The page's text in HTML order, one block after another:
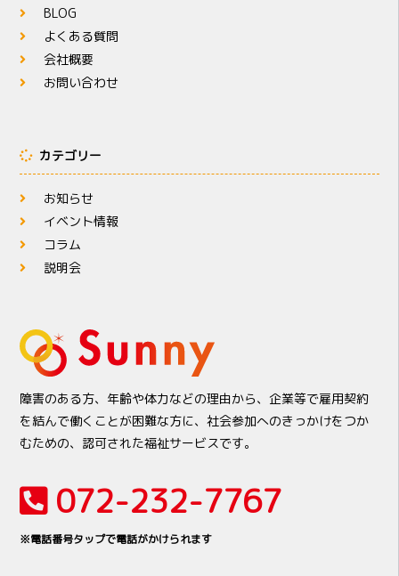
BLOG
よくある質問
会社概要
お問い合わせ
カテゴリー
お知らせ
イベント情報
コラム
説明会
障害のある方、年齢や体力などの理由から、企業等で雇用契約
を結んで働くことが困難な方に、社会参加へのきっかけをつか
むための、認可された福祉サービスです。
072-232-7767
※電話番号タップで電話がかけられます